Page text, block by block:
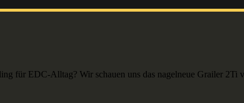
für EDC-Alltag? Wir schauen uns das nagelneue Grailer 2Ti